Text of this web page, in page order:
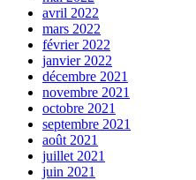
avril 2022
mars 2022
février 2022
janvier 2022
décembre 2021
novembre 2021
octobre 2021
septembre 2021
août 2021
juillet 2021
juin 2021